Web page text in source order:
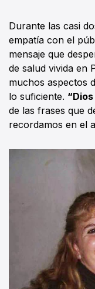
Durante las casi
empatía con el
mensaje que
de salud vivida en
muchos aspectos
lo suficiente.
de las frases que
recordamos en el